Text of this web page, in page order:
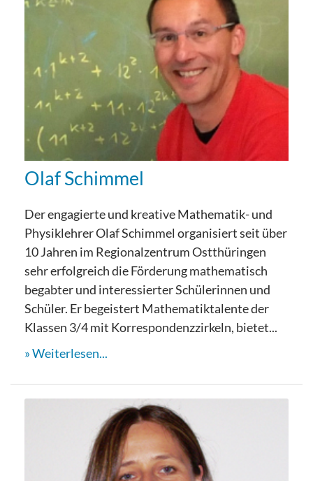
Olaf Schimmel
Der engagierte und kreative Mathematik- und
Physiklehrer Olaf Schimmel organisiert seit über
10 Jahren im Regionalzentrum Ostthüringen
sehr erfolgreich die Förderung mathematisch
begabter und interessierter Schülerinnen und
Schüler. Er begeistert Mathematiktalente der
Klassen 3/4 mit Korrespondenzzirkeln, bietet...
Weiterlesen...